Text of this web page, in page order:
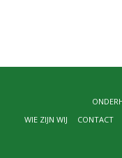
CONTACT
WIE ZIJN WIJ